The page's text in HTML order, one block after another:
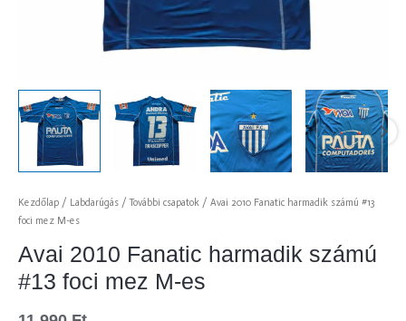
Kezdőlap / Labdarúgás /További csapatok / Avai 2010 Fanatic harmadik számú #13
foci mez M-es
Avai 2010 Fanatic harmadik számú
#13 foci mez M-es